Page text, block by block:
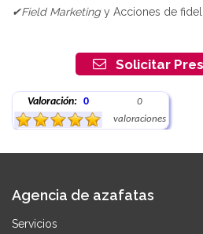
✔Field Marketingy Acciones de
Solicitar
Valoración: 0
0
valoraciones
Agencia de azafatas
Servicios